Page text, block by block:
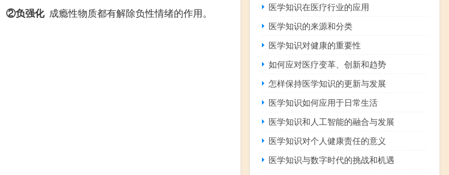
②负强化成瘾性物质都有解除负性情绪的作用。
医学知识在医疗行业的应用
医学知识的来源和分类
医学知识对健康的重要性
如何应对医疗变革、创新和趋势
怎样保持医学知识的更新与发展
医学知识如何应用于日常生活
医学知识和人工智能的融合与发展
医学知识对个人健康责任的意义
医学知识与数字时代的挑战和机遇